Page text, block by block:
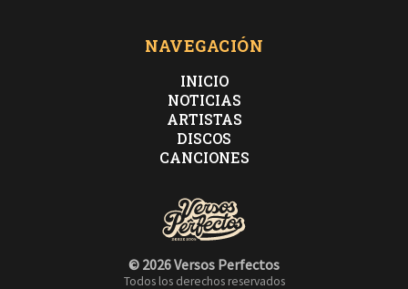
NAVEGACIÓN
INICIO
NOTICIAS
ARTISTAS
DISCOS
CANCIONES
© 2026 Versos Perfectos
Todos los derechos reservados